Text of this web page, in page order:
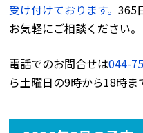
受け付けております。365
お気軽にご相談ください。
電話でのお問合せは044-
ら土曜日の9時から18時ま